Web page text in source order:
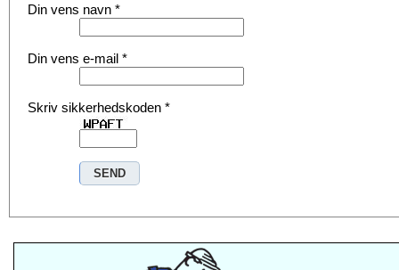
Din vens navn *
Din vens e-mail *
Skriv sikkerhedskoden *